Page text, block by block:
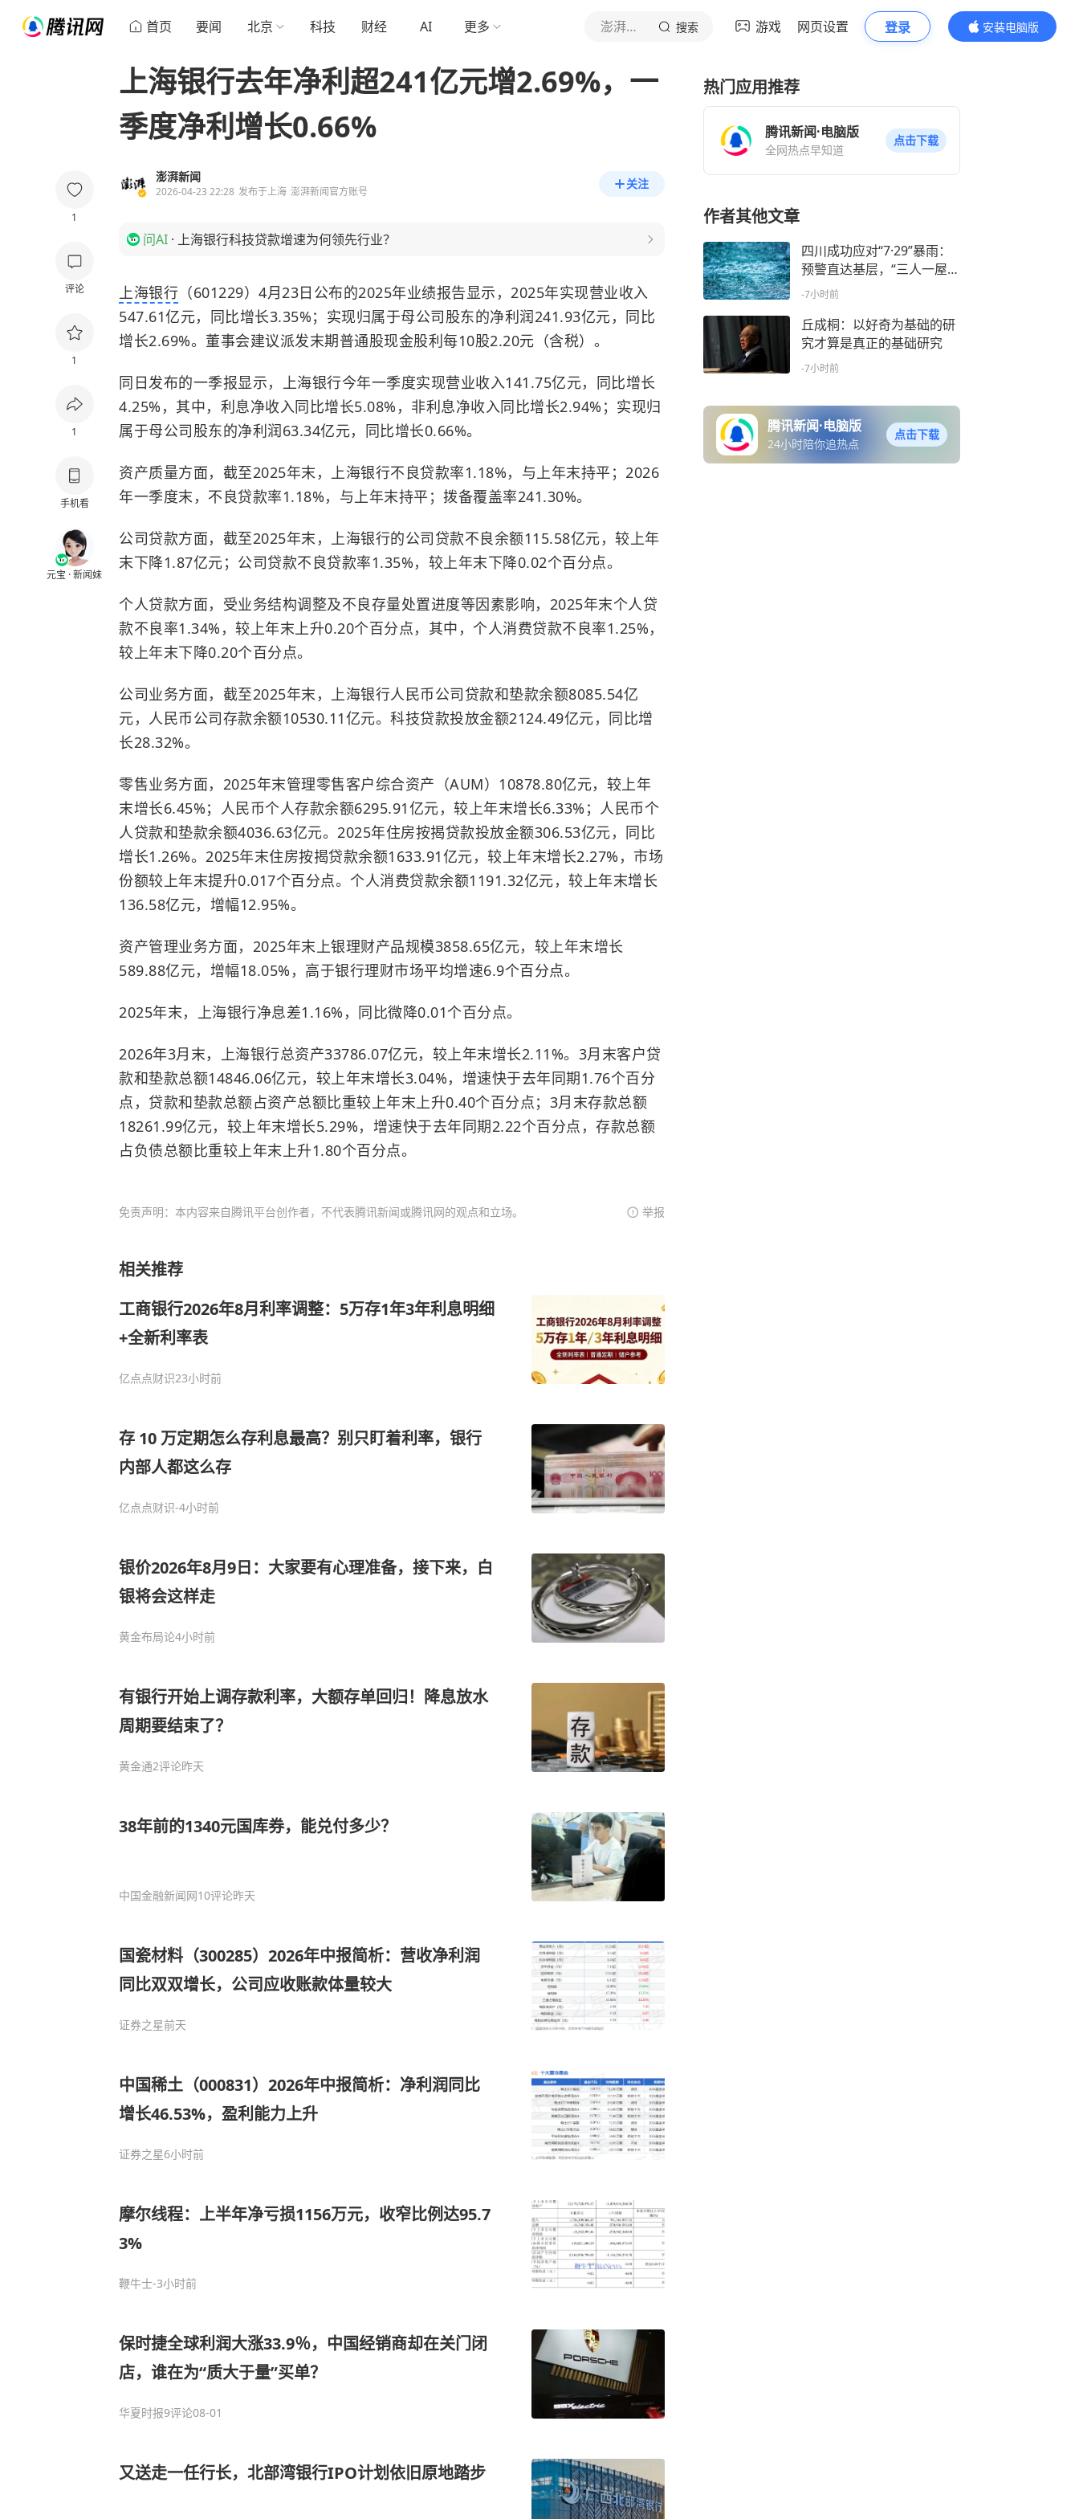
首页 要闻 北京 科技 财经 AI 更多 澎湃新闻 搜索 游戏 网页设置 登录
安装电脑版
内容更精彩
1
评论
1
1
手机看
元宝 · 新闻妹
上海银行去年净利超241亿元增2.69%，一
季度净利增长0.66%
澎湃新闻
2026-04-23 22:28 发布于上海 澎湃新闻官方账号
关注
问AI · 上海银行科技贷款增速为何领先行业？
上海银行 （601229）4月23日公布的2025年业绩报告显示，2025年实现营业收入
547.61亿元，同比增长3.35%；实现归属于母公司股东的净利润241.93亿元，同比
增长2.69%。董事会建议派发末期普通股现金股利每10股2.20元（含税）。
同日发布的一季报显示，上海银行今年一季度实现营业收入141.75亿元，同比增长
4.25%，其中，利息净收入同比增长5.08%，非利息净收入同比增长2.94%；实现归
属于母公司股东的净利润63.34亿元，同比增长0.66%。
资产质量方面，截至2025年末，上海银行不良贷款率1.18%，与上年末持平；2026
年一季度末，不良贷款率1.18%，与上年末持平；拨备覆盖率241.30%。
公司贷款方面，截至2025年末，上海银行的公司贷款不良余额115.58亿元，较上年
末下降1.87亿元；公司贷款不良贷款率1.35%，较上年末下降0.02个百分点。
个人贷款方面，受业务结构调整及不良存量处置进度等因素影响，2025年末个人贷
款不良率1.34%，较上年末上升0.20个百分点，其中，个人消费贷款不良率1.25%，
较上年末下降0.20个百分点。
公司业务方面，截至2025年末，上海银行人民币公司贷款和垫款余额8085.54亿
元，人民币公司存款余额10530.11亿元。科技贷款投放金额2124.49亿元，同比增
长28.32%。
零售业务方面，2025年末管理零售客户综合资产（AUM）10878.80亿元，较上年
末增长6.45%；人民币个人存款余额6295.91亿元，较上年末增长6.33%；人民币个
人贷款和垫款余额4036.63亿元。2025年住房按揭贷款投放金额306.53亿元，同比
增长1.26%。2025年末住房按揭贷款余额1633.91亿元，较上年末增长2.27%，市场
份额较上年末提升0.017个百分点。个人消费贷款余额1191.32亿元，较上年末增长
136.58亿元，增幅12.95%。
资产管理业务方面，2025年末上银理财产品规模3858.65亿元，较上年末增长
589.88亿元，增幅18.05%，高于银行理财市场平均增速6.9个百分点。
2025年末，上海银行净息差1.16%，同比微降0.01个百分点。
2026年3月末，上海银行总资产33786.07亿元，较上年末增长2.11%。3月末客户贷
款和垫款总额14846.06亿元，较上年末增长3.04%，增速快于去年同期1.76个百分
点，贷款和垫款总额占资产总额比重较上年末上升0.40个百分点；3月末存款总额
18261.99亿元，较上年末增长5.29%，增速快于去年同期2.22个百分点，存款总额
占负债总额比重较上年末上升1.80个百分点。
免责声明：本内容来自腾讯平台创作者，不代表腾讯新闻或腾讯网的观点和立场。 举报
相关推荐
工商银行2026年8月利率调整：5万存1年3年利息明细
+全新利率表
亿点点财识23小时前
存 10 万定期怎么存利息最高？别只盯着利率，银行
内部人都这么存
亿点点财识-4小时前
银价2026年8月9日：大家要有心理准备，接下来，白
银将会这样走
黄金布局论4小时前
有银行开始上调存款利率，大额存单回归！降息放水
周期要结束了？
黄金通2评论昨天
38年前的1340元国库券，能兑付多少？
中国金融新闻网10评论昨天
国瓷材料（300285）2026年中报简析：营收净利润
同比双双增长，公司应收账款体量较大
证券之星前天
中国稀土（000831）2026年中报简析：净利润同比
增长46.53%，盈利能力上升
证券之星6小时前
摩尔线程：上半年净亏损1156万元，收窄比例达95.7
3%
鞭牛士-3小时前
保时捷全球利润大涨33.9％，中国经销商却在关门闭
店，谁在为“质大于量”买单？
华夏时报9评论08-01
又送走一任行长，北部湾银行IPO计划依旧原地踏步
热门应用推荐
腾讯新闻·电脑版
全网热点早知道
点击下载
作者其他文章
四川成功应对“7·29”暴雨：
预警直达基层，“三人一屋”
压实责任
-7小时前
丘成桐：以好奇为基础的研
究才算是真正的基础研究
-7小时前
腾讯新闻·电脑版
24小时陪你追热点
点击下载